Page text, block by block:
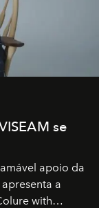
se
apoio da
apresenta a
with